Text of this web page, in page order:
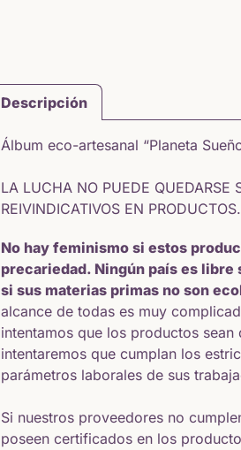
Descripción
Álbum eco-artesanal “Planeta
LA LUCHA NO PUEDE QUEDARSE
REIVINDICATIVOS EN PRODUCTOS.
No hay feminismo si estos
precariedad. Ningún país es
si sus materias primas no son
alcance de todas es muy
intentamos que los productos
intentaremos que cumplan los
parámetros laborales de sus
Si nuestros proveedores no
poseen certificados en los